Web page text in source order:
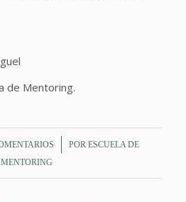
de Mentoring.
/ PORESCUELA DE
MENTORING